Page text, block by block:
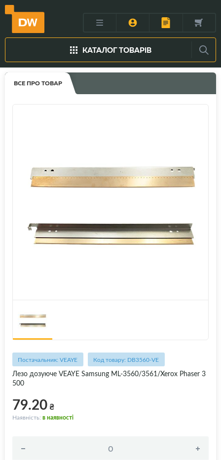
КАТАЛОГ ТОВАРІВ
ВСЕ ПРО ТОВАР
Постачальник: VEAYE Код товару: DB3560-VE
Лезо дозуюче VEAYE Samsung ML-3560/3561/Xerox Phaser 3
500
79.20₴
Наявність: в наявності